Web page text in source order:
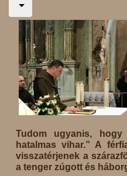
Tudom ugyanis,
hatalmas vihar.” A
visszatérjenek a
a tenger zúgott és